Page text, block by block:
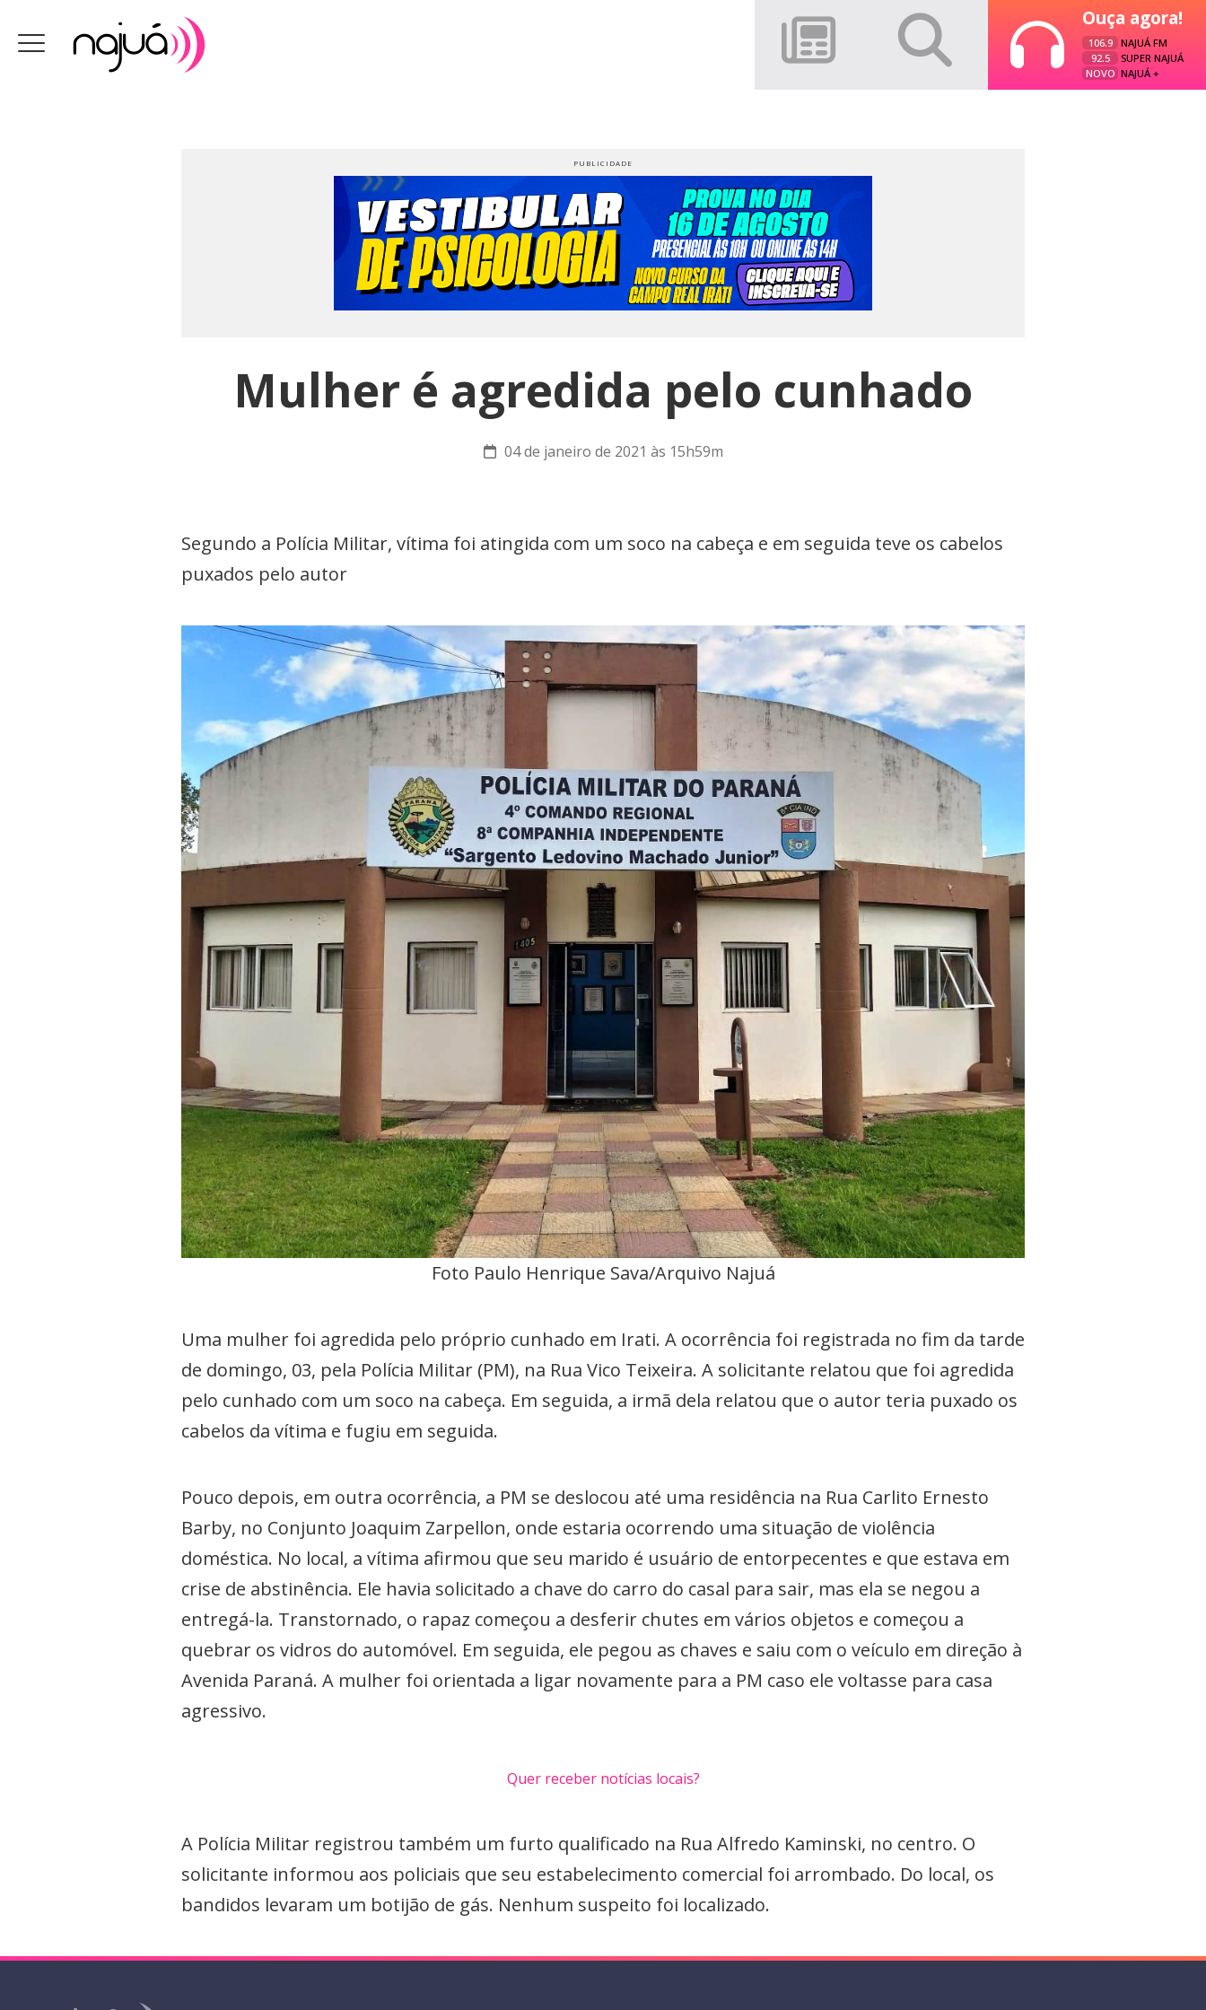
Ouça agora!
106.9
NAJUÁ FM
92.5
SUPER NAJUÁ
NOVO NAJUÁ +
Mulher é agredida pelo cunhado
04 de janeiro de 2021 às 15h59m
Segundo a Polícia Militar, vítima foi atingida com um soco na cabeça e em seguida teve os cabelos
puxados pelo autor
Foto Paulo Henrique Sava/Arquivo Najuá
Uma mulher foi agredida pelo próprio cunhado em Irati. A ocorrência foi registrada no fim da tarde
de domingo, 03, pela Polícia Militar (PM), na Rua Vico Teixeira. A solicitante relatou que foi agredida
pelo cunhado com um soco na cabeça. Em seguida, a irmã dela relatou que o autor teria puxado os
cabelos da vítima e fugiu em seguida.
Pouco depois, em outra ocorrência, a PM se deslocou até uma residência na Rua Carlito Ernesto
Barby, no Conjunto Joaquim Zarpellon, onde estaria ocorrendo uma situação de violência
doméstica. No local, a vítima afirmou que seu marido é usuário de entorpecentes e que estava em
crise de abstinência. Ele havia solicitado a chave do carro do casal para sair, mas ela se negou a
entregá-la. Transtornado, o rapaz começou a desferir chutes em vários objetos e começou a
quebrar os vidros do automóvel. Em seguida, ele pegou as chaves e saiu com o veículo em direção à
Avenida Paraná. A mulher foi orientada a ligar novamente para a PM caso ele voltasse para casa
agressivo.
Quer receber notícias locais?
A Polícia Militar registrou também um furto qualificado na Rua Alfredo Kaminski, no centro. O
solicitante informou aos policiais que seu estabelecimento comercial foi arrombado. Do local, os
bandidos levaram um botijão de gás. Nenhum suspeito foi localizado.